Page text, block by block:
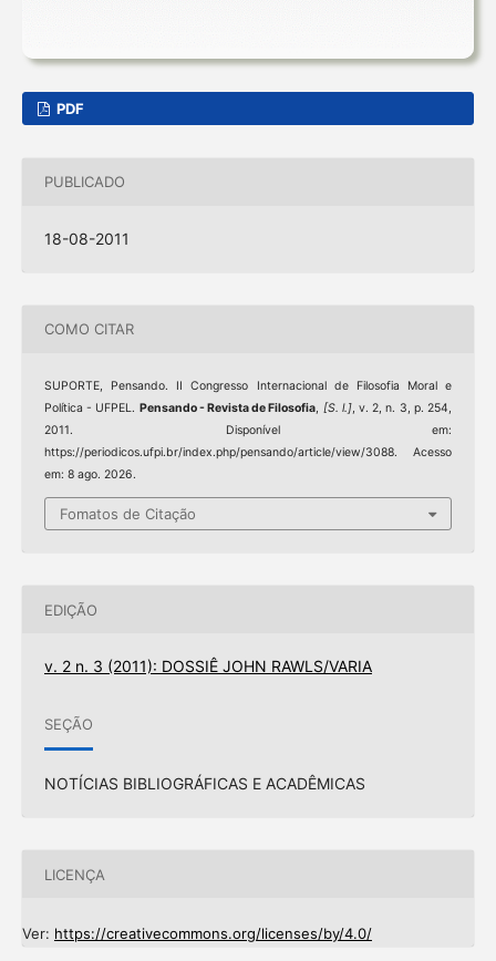
PDF
PUBLICADO
18-08-2011
COMO CITAR
SUPORTE, Pensando. II Congresso Internacional de Filosofia Moral e
Política - UFPEL. Pensando - Revista de Filosofia, [S. l.], v. 2, n. 3, p. 254,
2011. Disponível em:
https://periodicos.ufpi.br/index.php/pensando/article/view/3088. Acesso
em: 8 ago. 2026.
Fomatos de Citação
EDIÇÃO
v. 2 n. 3 (2011): DOSSIÊ JOHN RAWLS/VARIA
SEÇÃO
NOTÍCIAS BIBLIOGRÁFICAS E ACADÊMICAS
LICENÇA
Ver: https://creativecommons.org/licenses/by/4.0/